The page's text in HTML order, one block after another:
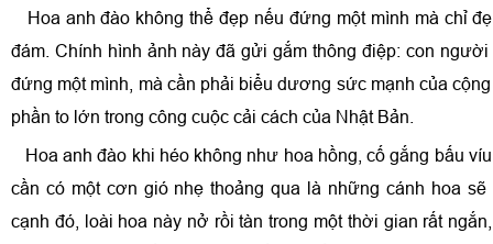
Hoa anh đào không thể đẹp nếu đứng một mình mà chỉ
đám. Chính hình ảnh này đã gửi gắm thông điệp: con người
đứng một mình, mà cần phải biểu dương sức mạnh của
phần to lớn trong công cuộc cải cách của Nhật Bản.
Hoa anh đào khi héo không như hoa hồng, cố gắng bấu
cần có một cơn gió nhẹ thoảng qua là những cánh hoa
cạnh đó, loài hoa này nở rồi tàn trong một thời gian rất